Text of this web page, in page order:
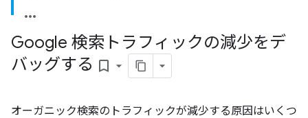
Google 検索トラフィックの減少をデ
バッグする bookmark_border
オーガニック検索のトラフィックが減少する原因はいくつ